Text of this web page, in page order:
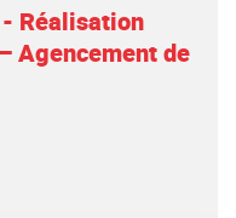
Réalisation
Agencement de